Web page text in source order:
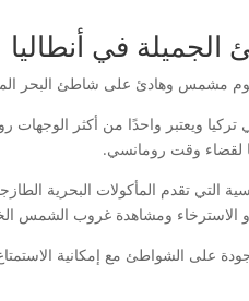
في أنطاليا
بيوم مشمس وهادئ على شاطئ البحر
ويعتبر واحدًا من أكثر
لقضاء وقت رومانسي.
التي تقدم المأكولات البحرية
الاسترخاء ومشاهدة غروب الشمس
على الشواطئ مع إمكانية